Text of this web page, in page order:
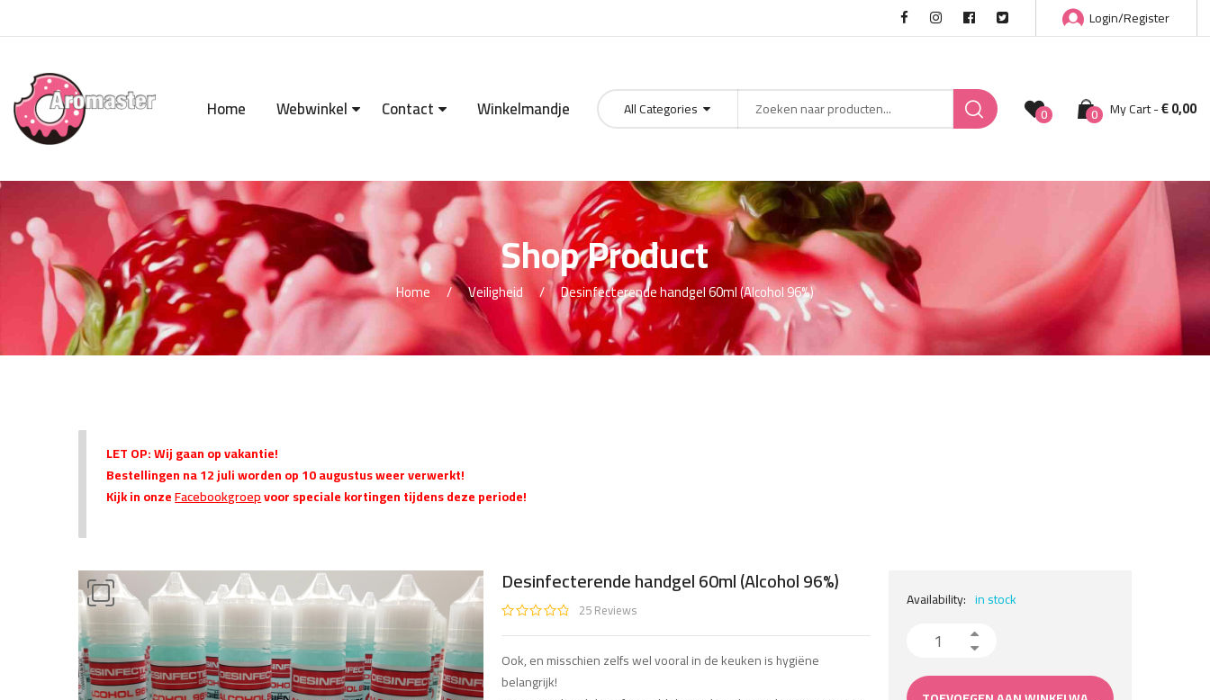
Login/Register
Home Webwinkel Contact Winkelmandje
ProductsAll Categories 0 0 My Cart €0,00
Shop Product
Home Veiligheid Desinfecterende handgel 60ml (Alcohol 96%)
LET OP: Wij gaan op vakantie!
Bestellingen na 12 juli worden op 10 augustus weer verwerkt!
Kijk in onzeFacebookgroepvoor speciale kortingen tijdens deze periode!
Desinfecterende handgel 60ml (Alcohol 96%)
25Reviews
Ook, en misschien zelfs wel vooral in de keuken is hygiëne
belangrijk!
Availability: in stock
Desinfecterende handgel 60ml (Alcohol 96%) aantal